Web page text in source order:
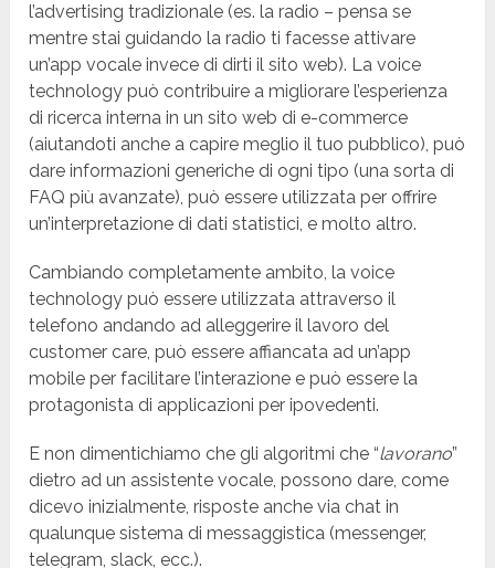
l’advertising tradizionale (es. la radio – pensa se
mentre stai guidando la radio ti facesse attivare
un’app vocale invece di dirti il sito web). La voice
technology può contribuire a migliorare l’esperienza
di ricerca interna in un sito web di e-commerce
(aiutandoti anche a capire meglio il tuo pubblico), può
dare informazioni generiche di ogni tipo (una sorta di
FAQ più avanzate), può essere utilizzata per offrire
un’interpretazione di dati statistici, e molto altro.
Cambiando completamente ambito, la voice
technology può essere utilizzata attraverso il
telefono andando ad alleggerire il lavoro del
customer care, può essere affiancata ad un’app
mobile per facilitare l’interazione e può essere la
protagonista di applicazioni per ipovedenti.
E non dimentichiamo che gli algoritmi che “lavorano”
dietro ad un assistente vocale, possono dare, come
dicevo inizialmente, risposte anche via chat in
qualunque sistema di messaggistica (messenger,
telegram, slack, ecc.).